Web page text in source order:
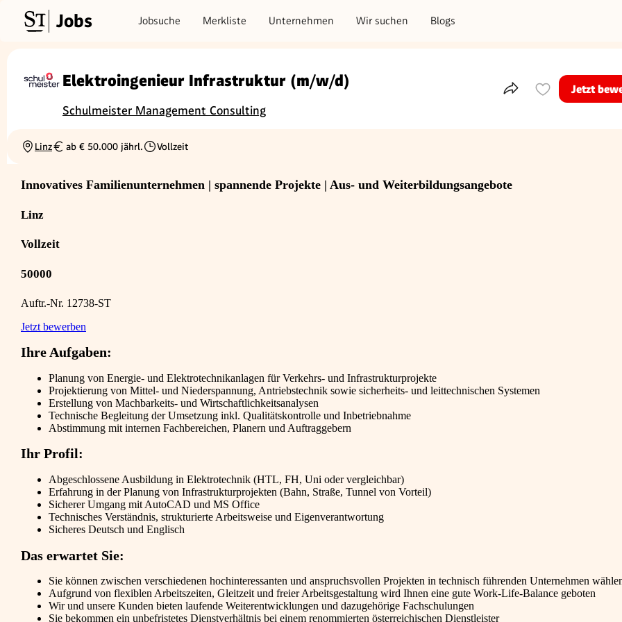
Jobs Jobsuche Merkliste Unternehmen Wir suchen Blogs
Elektroingenieur Infrastruktur (m/w/d)
Schulmeister Management Consulting
Teile dieses Inserat
Jetzt
Ortschaft
Linz
Gehalt
ab € 50.000 jährl.
Beschäftigungsart
Vollzeit
Innovatives Familienunternehmen | spannende Projekte | Aus- und Weiterbildungsangebote
Linz
Vollzeit
50000
Auftr.-Nr. 12738-ST
Jetzt bewerben
Ihre Aufgaben:
Planung von Energie- und Elektrotechnikanlagen für Verkehrs- und Infrastrukturprojekte
Projektierung von Mittel- und Niederspannung, Antriebstechnik sowie sicherheits- und leittechnischen Systemen
Erstellung von Machbarkeits- und Wirtschaftlichkeitsanalysen
Technische Begleitung der Umsetzung inkl. Qualitätskontrolle und Inbetriebnahme
Abstimmung mit internen Fachbereichen, Planern und Auftraggebern
Ihr Profil:
Abgeschlossene Ausbildung in Elektrotechnik (HTL, FH, Uni oder vergleichbar)
Erfahrung in der Planung von Infrastrukturprojekten (Bahn, Straße, Tunnel von Vorteil)
Sicherer Umgang mit AutoCAD und MS Office
Technisches Verständnis, strukturierte Arbeitsweise und Eigenverantwortung
Sicheres Deutsch und Englisch
Das erwartet Sie:
Sie können zwischen verschiedenen hochinteressanten und anspruchsvollen Projekten in technisch führenden Unternehmen
Aufgrund von flexiblen Arbeitszeiten, Gleitzeit und freier Arbeitsgestaltung wird Ihnen eine gute Work-Life-Balance geboten
Wir und unsere Kunden bieten laufende Weiterentwicklungen und dazugehörige Fachschulungen
Sie bekommen ein unbefristetes Dienstverhältnis bei einem renommierten österreichischen Dienstleister